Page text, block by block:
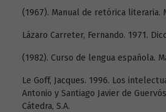
(1967). Manual de retórica literaria.
Lázaro Carreter, Fernando. 1971.
(1982). Curso de lengua española.
Le Goff, Jacques. 1996. Los
Antonio y Santiago Javier de
Cátedra, S.A.